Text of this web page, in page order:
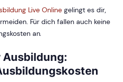
Live Online gelingt es dir,
Für dich fallen auch keine
an.
Ausbildung: